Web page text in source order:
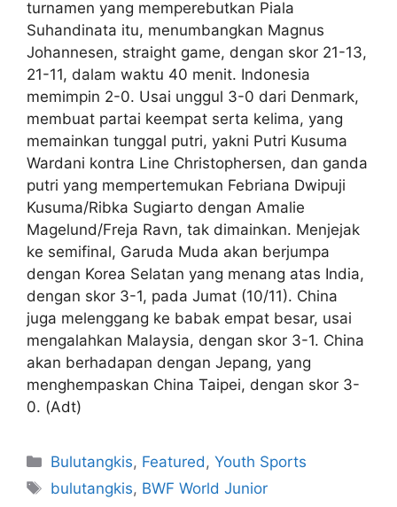
turnamen yang memperebutkan Piala
Suhandinata itu, menumbangkan Magnus
Johannesen, straight game, dengan skor 21-13,
21-11, dalam waktu 40 menit. Indonesia
memimpin 2-0. Usai unggul 3-0 dari Denmark,
membuat partai keempat serta kelima, yang
memainkan tunggal putri, yakni Putri Kusuma
Wardani kontra Line Christophersen, dan ganda
putri yang mempertemukan Febriana Dwipuji
Kusuma/Ribka Sugiarto dengan Amalie
Magelund/Freja Ravn, tak dimainkan. Menjejak
ke semifinal, Garuda Muda akan berjumpa
dengan Korea Selatan yang menang atas India,
dengan skor 3-1, pada Jumat (10/11). China
juga melenggang ke babak empat besar, usai
mengalahkan Malaysia, dengan skor 3-1. China
akan berhadapan dengan Jepang, yang
menghempaskan China Taipei, dengan skor 3-
0. (Adt)
Bulutangkis, Featured,Youth Sports
bulutangkis, BWF World Junior